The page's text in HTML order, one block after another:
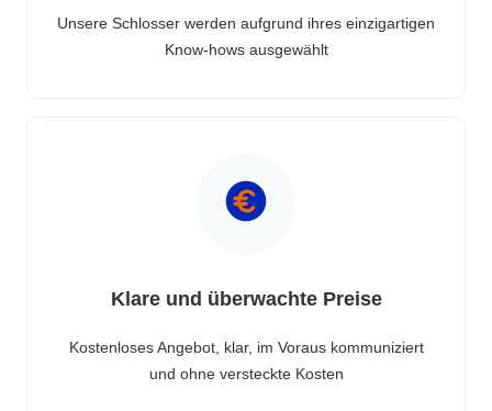
Unsere Schlosser werden aufgrund ihres einzigartigen
Know-hows ausgewählt
Klare und überwachte Preise
Kostenloses Angebot, klar, im Voraus kommuniziert
und ohne versteckte Kosten